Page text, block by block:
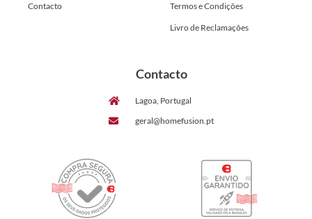
Contacto Termos e Condições
Livro de Reclamações
Contacto
Lagoa, Portugal
geral@homefusion.pt